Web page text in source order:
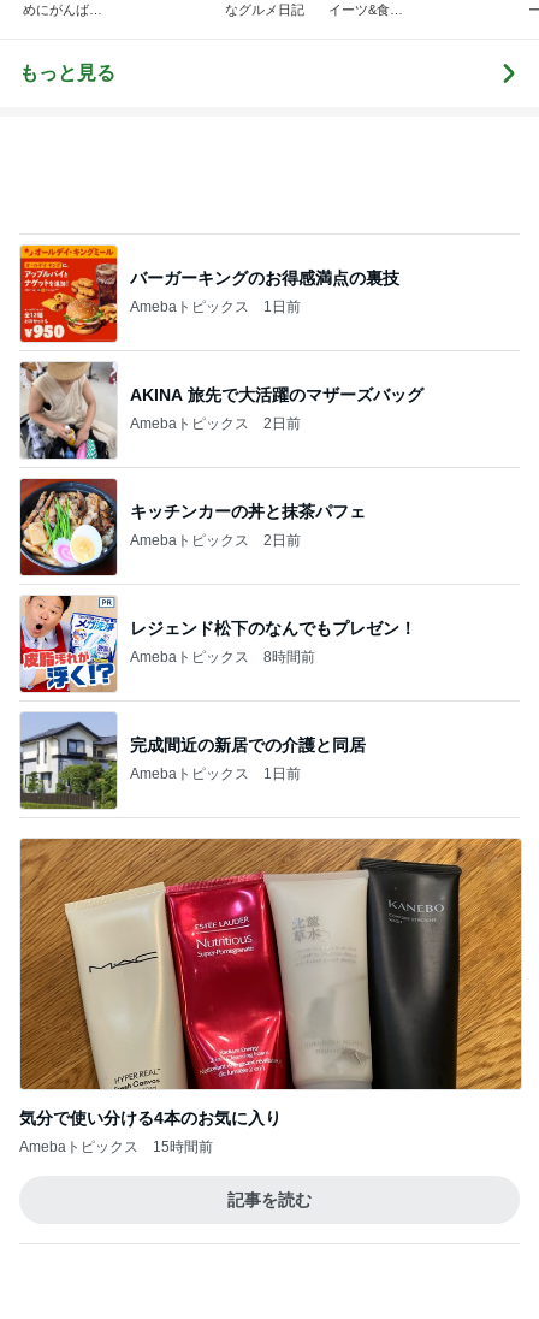
めにがんばる
なグルメ日記
イーツ&食パ
もっと見る
バーガーキングのお得感満点の裏技
Amebaトピックス 1日前
AKINA 旅先で大活躍のマザーズバッグ
Amebaトピックス 2日前
キッチンカーの丼と抹茶パフェ
Amebaトピックス 2日前
レジェンド松下のなんでもプレゼン！
Amebaトピックス 8時間前
完成間近の新居での介護と同居
Amebaトピックス 1日前
気分で使い分ける4本のお気に入り
Amebaトピックス 15時間前
記事を読む